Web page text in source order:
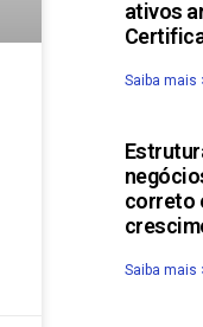
ativos
Saiba mais
correto
Saiba mais